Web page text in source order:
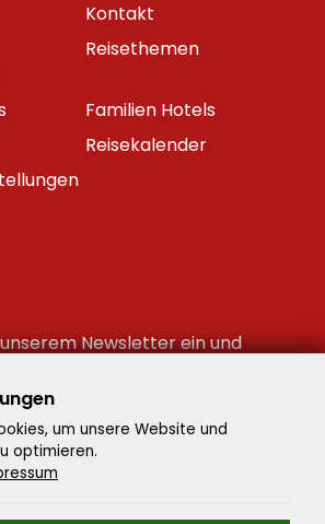
Kontakt
Reisethemen
Familien Hotels
Reisekalender
Newsletter ein und
um unsere Website und
optimieren.